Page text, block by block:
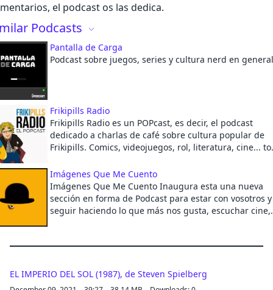
el podcast os las dedica.
Podcasts
Pantalla de Carga
Podcast sobre juegos, series y cultura nerd en
Frikipills Radio
Frikipills Radio es un POPcast, es decir, el podcast
dedicado a charlas de café sobre cultura popular de
Frikipills. Comics, videojuegos, rol, literatura, cine...
pequeñas y distendidas dosis :D
Imágenes Que Me Cuento
Imágenes Que Me Cuento Inaugura esta una nueva
sección en forma de Podcast para estar con vosotros y
seguir haciendo lo que más nos gusta, escuchar cine,
YOUTUBE.
-
EL IMPERIO DEL SOL (1987), de Steven Spielberg